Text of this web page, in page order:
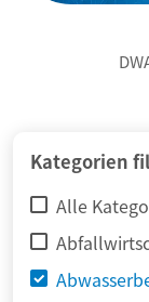
Kategorien
Alle